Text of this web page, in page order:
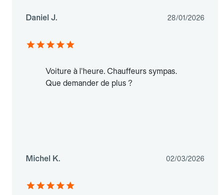
Daniel J. 28/01/2026
Voiture à l'heure. Chauffeurs sympas.
Que demander de plus ?
Michel K. 02/03/2026